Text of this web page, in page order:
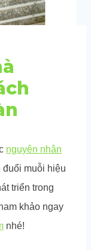
nguyên nhân
đuổi muỗi hiệu
triển trong
khảo ngay
nhé!